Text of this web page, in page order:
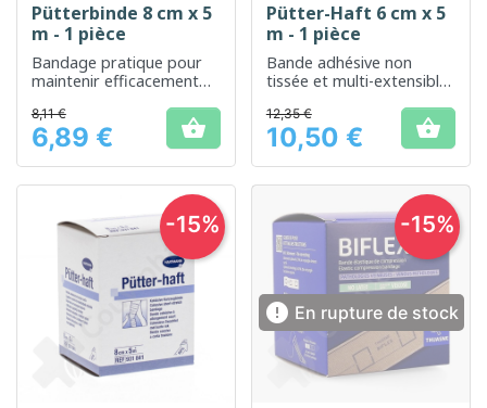
Pütterbinde 8 cm x 5
m - 1 pièce
Bandage pratique pour
maintenir efficacement
Prix
8,11 €
6,89 € 
Pütter-Haft 6 cm x 5
m - 1 pièce
Bande adhésive non
tissée et multi-extensible
Prix
12,35 €
10,50 € 
-15%
 En rupture de stock
-15%